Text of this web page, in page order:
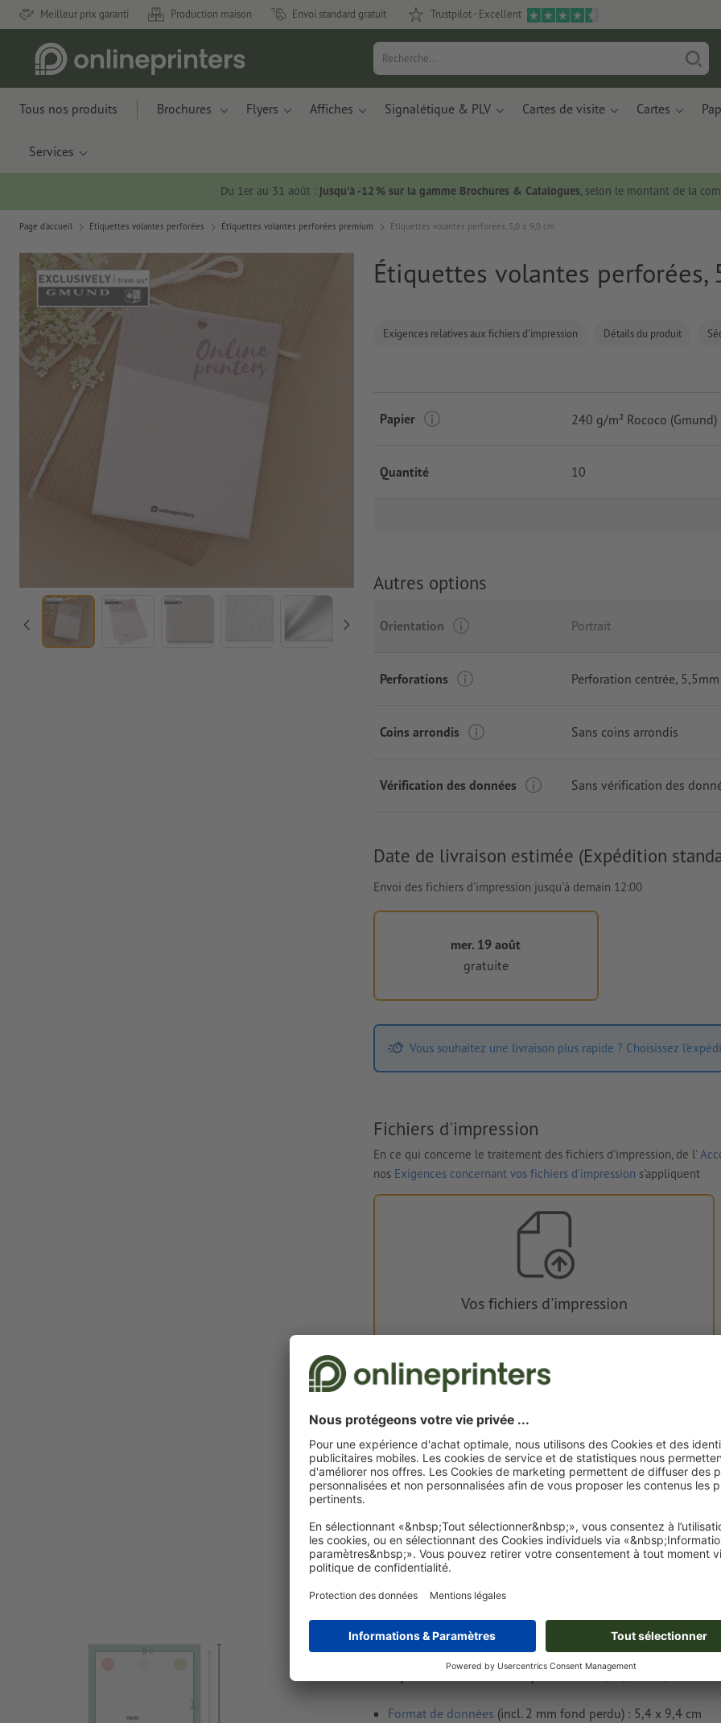
Meilleur prix garanti Production maison Envoi standard gratuit Trustpilot - Excellent
Tous nos produits Brochures Flyers Affiches Signalétique & PLV Cartes de visite Cartes
Services
Du 1er au 31 août : jusqu’à -12 % sur la gamme Brochures & Catalogues, selon le montant de la
Page d'accueil Étiquettes volantes perforées Étiquettes volantes perforées premium Étiquettes volantes perforées, 5,0 x 9,0 cm
Étiquettes volantes perforées,
Exigences relatives aux fichiers d'impression Détails du produit
Papier 240 g/m² Rococo (Gmund)
Quantité 10
Autres options
Orientation Portrait
Perforations Perforation centrée,
Coins arrondis Sans coins arrondis
Vérification des données Sans vérification des
Date de livraison estimée (Expédition
Envoi des fichiers d'impression jusqu'à demain 12:00
mer. 19 août
gratuite
Vous souhaitez une livraison plus rapide ? Choisissez
Fichiers d'impression
En ce qui concerne le traitement des fichiers d'impression, de l'
nos Exigences concernant vos fichiers d'impression s'appliquent
Vos fichiers d'impression
après l'achat.
Je dépose mes fichiers
HT
€ 69,12
mer. 19 août
Poids: env.10,8 g
Exigences relatives aux fichiers
Étiquettes volantes perforées, 5,0 x 9,0 cm
Format de données (incl. 2 mm fond perdu) : 5,4 x 9,4 cm